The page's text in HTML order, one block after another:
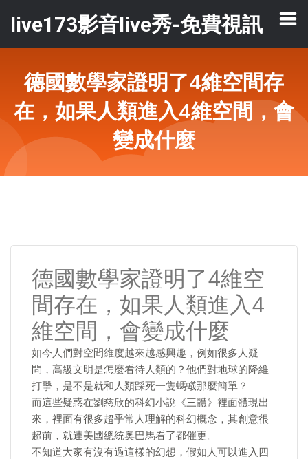
live173影音live秀-免費視訊
德國數學家證明了4維空間存
在，如果人類進入4維空間，會
變成什麼
德國數學家證明了4維空
間存在，如果人類進入4
維空間，會變成什麼
如今人們對空間維度越來越感興趣，例如很多人疑
問，高級文明是怎麼看待人類的？他們對地球的降維
打擊，是不是就和人類踩死一隻螞蟻那麼簡單？
而這些疑惑在劉慈欣的科幻小說《三體》裡面體現出
來，裡面有很多超乎常人理解的科幻概念，其創意很
超前，就連美國總統奧巴馬看了都催更。
不知道大家有沒有過這樣的幻想，假如人可以進入四